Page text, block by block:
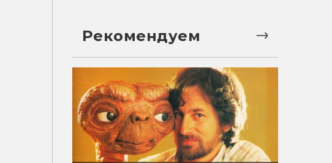
Рекомендуем